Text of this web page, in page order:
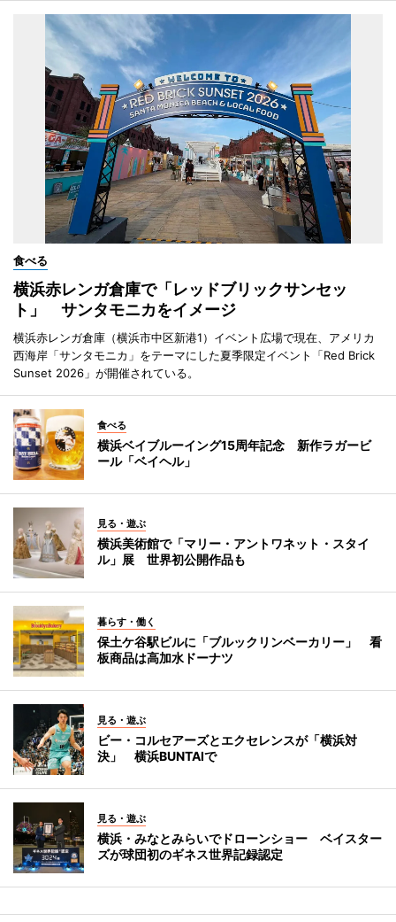
食べる
横浜赤レンガ倉庫で「レッドブリックサンセッ
ト」 サンタモニカをイメージ
横浜赤レンガ倉庫（横浜市中区新港1）イベント広場で現在、アメリカ
西海岸「サンタモニカ」をテーマにした夏季限定イベント「Red Brick
Sunset 2026」が開催されている。
食べる
横浜ベイブルーイング15周年記念 新作ラガービ
ール「ベイヘル」
見る・遊ぶ
横浜美術館で「マリー・アントワネット・スタイ
ル」展 世界初公開作品も
暮らす・働く
保土ケ谷駅ビルに「ブルックリンベーカリー」 看
板商品は高加水ドーナツ
見る・遊ぶ
ビー・コルセアーズとエクセレンスが「横浜対
決」 横浜BUNTAIで
見る・遊ぶ
横浜・みなとみらいでドローンショー ベイスター
ズが球団初のギネス世界記録認定